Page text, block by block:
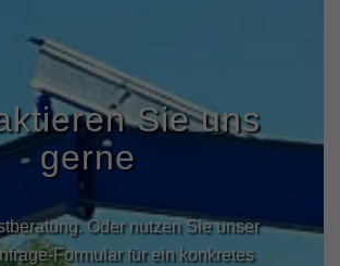
Sie uns
gerne
Oder nutzen Sie unser
Formular für ein konkretes